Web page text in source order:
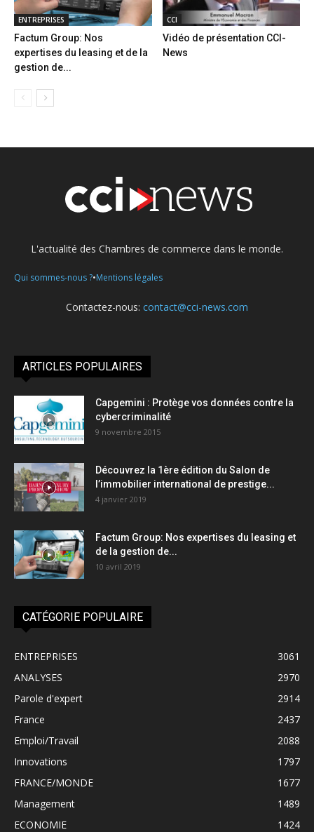
ENTREPRISES
Factum Group: Nos
expertises du leasing et de la
gestion de...
CCI
Vidéo de présentation CCI-
News
L'actualité des Chambres de commerce dans le monde.
Qui sommes-nous ?•Mentions légales
Contactez-nous: contact@cci-news.com
ARTICLES POPULAIRES
Capgemini : Protège vos données contre la
cybercriminalité
9 novembre 2015
Découvrez la 1ère édition du Salon de
l’immobilier international de prestige...
4 janvier 2019
Factum Group: Nos expertises du leasing et
de la gestion de...
10 avril 2019
CATÉGORIE POPULAIRE
ENTREPRISES
3061
ANALYSES
2970
Parole d'expert
2914
France
2437
Emploi/Travail
2088
Innovations
1797
FRANCE/MONDE
1677
Management
1489
ECONOMIE
1424